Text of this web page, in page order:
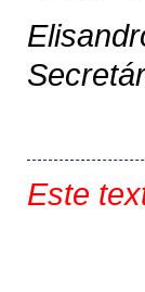
Este